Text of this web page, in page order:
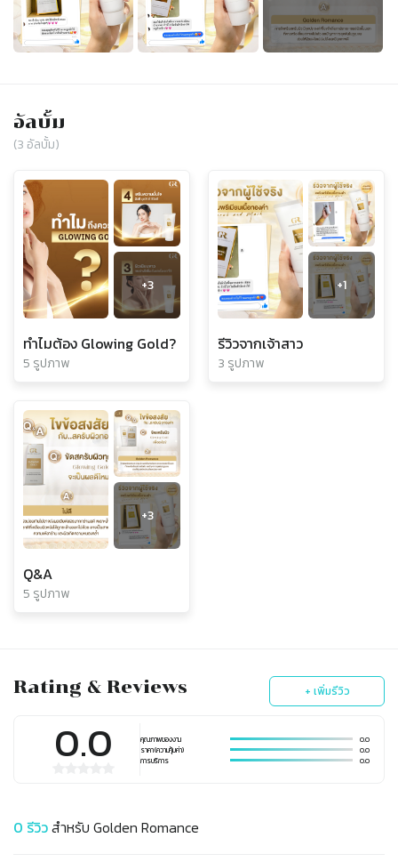
อัลบั้ม
(3 อัลบั้ม)
+3
ทำไมต้อง Glowing Gold?
5 รูปภาพ
+1
รีวิวจากเจ้าสาว
3 รูปภาพ
+3
Q&A
5 รูปภาพ
Rating & Reviews + เพิ่มรีวิว
0.0 คุณภาพของงาน
0.0
ราคา (ความคุ้มค่า)
0.0
การบริการ
0.0
0 รีวิวสำหรับ Golden Romance